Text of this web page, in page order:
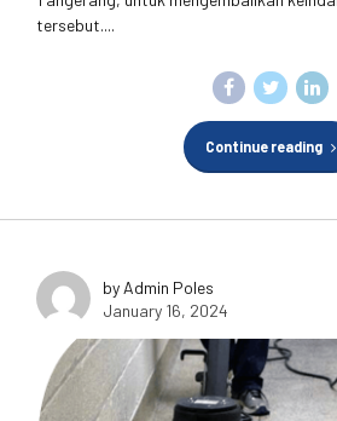
tersebut....
Continue reading
by Admin Poles
January 16, 2024